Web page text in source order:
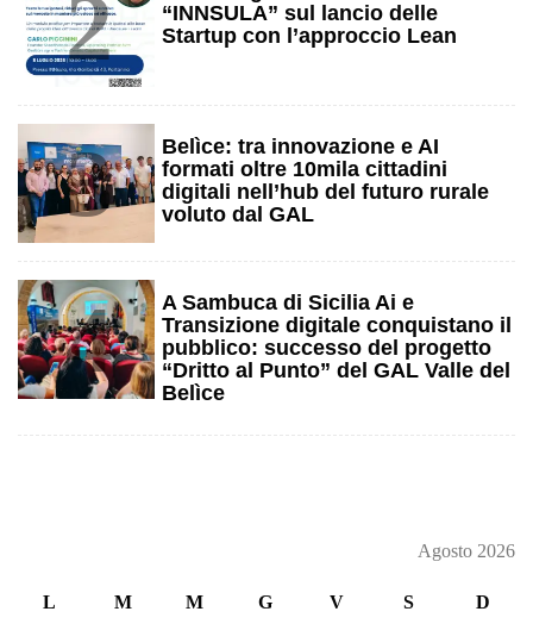
2
“INNSULA” sul lancio delle
Startup con l’approccio Lean
3
Belìce: tra innovazione e AI
formati oltre 10mila cittadini
digitali nell’hub del futuro rurale
voluto dal GAL
4
A Sambuca di Sicilia Ai e
Transizione digitale conquistano il
pubblico: successo del progetto
“Dritto al Punto” del GAL Valle del
Belìce
Agosto 2026
L M M G V S D